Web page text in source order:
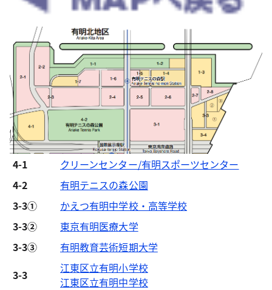
4-1
クリーンセンター/有明スポーツセンター
4-2
有明テニスの森公園
3-3①
かえつ有明中学校・高等学校
3-3②
東京有明医療大学
3-3③
有明教育芸術短期大学
3-3
江東区立有明小学校
江東区立有明中学校